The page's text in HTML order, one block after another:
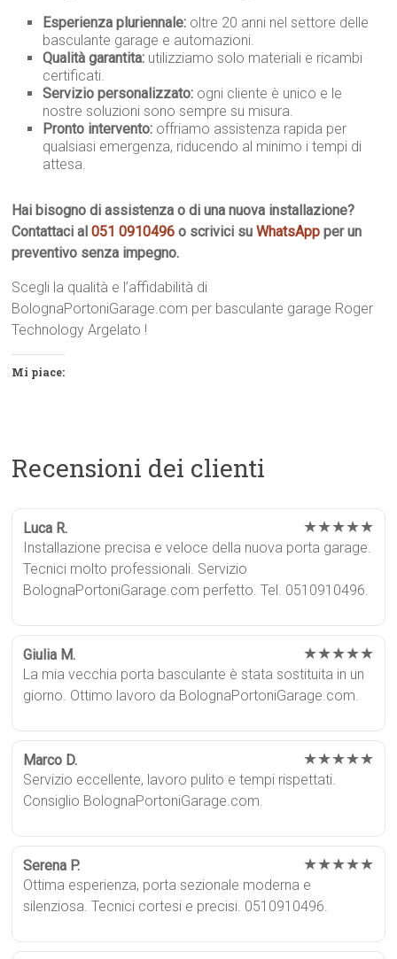
Esperienza pluriennale: oltre 20 anni nel settore delle
basculante garage e automazioni.
Qualità garantita: utilizziamo solo materiali e ricambi
certificati.
Servizio personalizzato: ogni cliente è unico e le
nostre soluzioni sono sempre su misura.
Pronto intervento: offriamo assistenza rapida per
qualsiasi emergenza, riducendo al minimo i tempi di
attesa.
Hai bisogno di assistenza o di una nuova installazione?
Contattaci al051 0910496 o scrivici suWhatsApp per un
preventivo senza impegno.
Scegli la qualità e l’affidabilità di
BolognaPortoniGarage.com per basculante garage Roger
Technology Argelato !
Mi piace:
Recensioni dei clienti
Luca R. ★★★★★
Installazione precisa e veloce della nuova porta garage.
Tecnici molto professionali. Servizio
BolognaPortoniGarage.com perfetto. Tel. 0510910496.
Giulia M. ★★★★★
La mia vecchia porta basculante è stata sostituita in un
giorno. Ottimo lavoro da BolognaPortoniGarage.com.
Marco D. ★★★★★
Servizio eccellente, lavoro pulito e tempi rispettati.
Consiglio BolognaPortoniGarage.com.
Serena P. ★★★★★
Ottima esperienza, porta sezionale moderna e
silenziosa. Tecnici cortesi e precisi. 0510910496.